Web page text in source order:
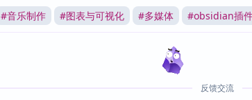
#音乐制作 #图表与可视化 #多媒体 #obsidian插
反馈交流